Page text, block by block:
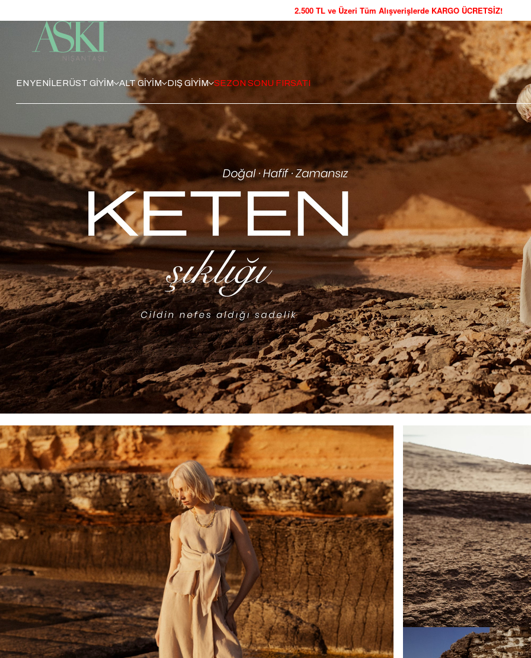
2.500 TL ve Üzeri Tüm Alışverişlerde KARGO ÜCRETSİZ!
EN YENİLERÜST GİYİM ALT GİYİM DIŞ GİYİM SEZON SONU FIRSATI